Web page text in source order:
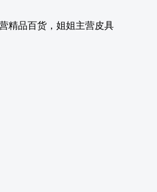
精品百货，姐姐主营皮具